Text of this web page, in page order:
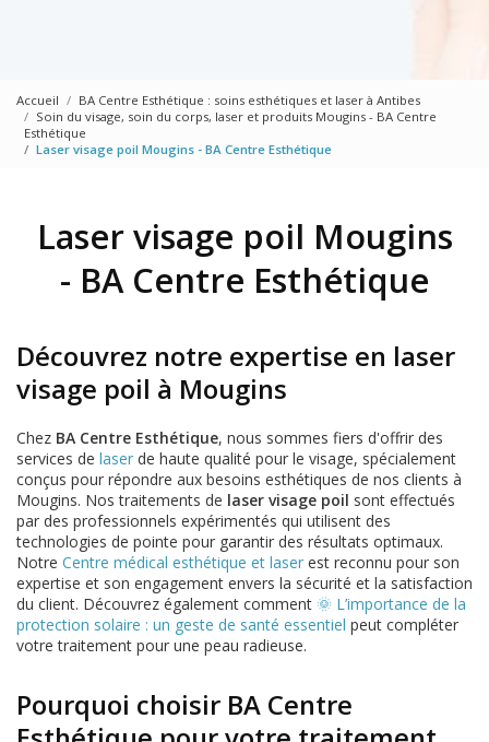
Accueil
BA Centre Esthétique : soins esthétiques et laser à Antibes
Soin du visage, soin du corps, laser et produits Mougins - BA Centre
Esthétique
Laser visage poil Mougins - BA Centre Esthétique
Laser visage poil Mougins
- BA Centre Esthétique
Découvrez notre expertise en laser
visage poil à Mougins
Chez BA Centre Esthétique, nous sommes fiers d'offrir des
services de laser de haute qualité pour le visage, spécialement
conçus pour répondre aux besoins esthétiques de nos clients à
Mougins. Nos traitements de laser visage poil sont effectués
par des professionnels expérimentés qui utilisent des
technologies de pointe pour garantir des résultats optimaux.
Notre Centre médical esthétique et laser est reconnu pour son
expertise et son engagement envers la sécurité et la satisfaction
du client. Découvrez également comment 🌞 L’importance de la
protection solaire : un geste de santé essentiel peut compléter
votre traitement pour une peau radieuse.
Pourquoi choisir BA Centre